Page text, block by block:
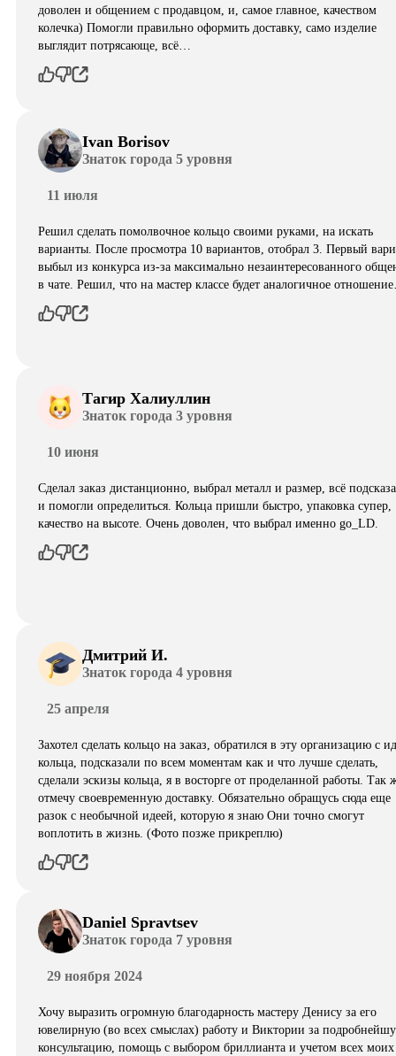
доволен и общением с продавцом, и, самое главное, качеством
колечка) Помогли правильно оформить доставку, само изделие
выглядит потрясающе, всë…
Ivan Borisov
Знаток города 5 уровня
11 июля
Решил сделать помолвочное кольцо своими руками, на искать
варианты. После просмотра 10 вариантов, отобрал 3. Первый
выбыл из конкурса из-за максимально незаинтересованного
в чате. Решил, что на мастер классе будет аналогичное
Тагир Халиуллин
Знаток города 3 уровня
10 июня
Сделал заказ дистанционно, выбрал металл и размер, всё
и помогли определиться. Кольца пришли быстро, упаковка супер,
качество на высоте. Очень доволен, что выбрал именно go_LD.
Дмитрий И.
Знаток города 4 уровня
25 апреля
Захотел сделать кольцо на заказ, обратился в эту организацию с
кольца, подсказали по всем моментам как и что лучше сделать,
сделали эскизы кольца, я в восторге от проделанной работы. Так
отмечу своевременную доставку. Обязательно обращусь сюда еще
разок с необычной идеей, которую я знаю Они точно смогут
воплотить в жизнь. (Фото позже прикреплю)
Daniel Spravtsev
Знаток города 7 уровня
29 ноября 2024
Хочу выразить огромную благодарность мастеру Денису за его
ювелирную (во всех смыслах) работу и Виктории за
консультацию, помощь с выбором бриллианта и учетом всех моих